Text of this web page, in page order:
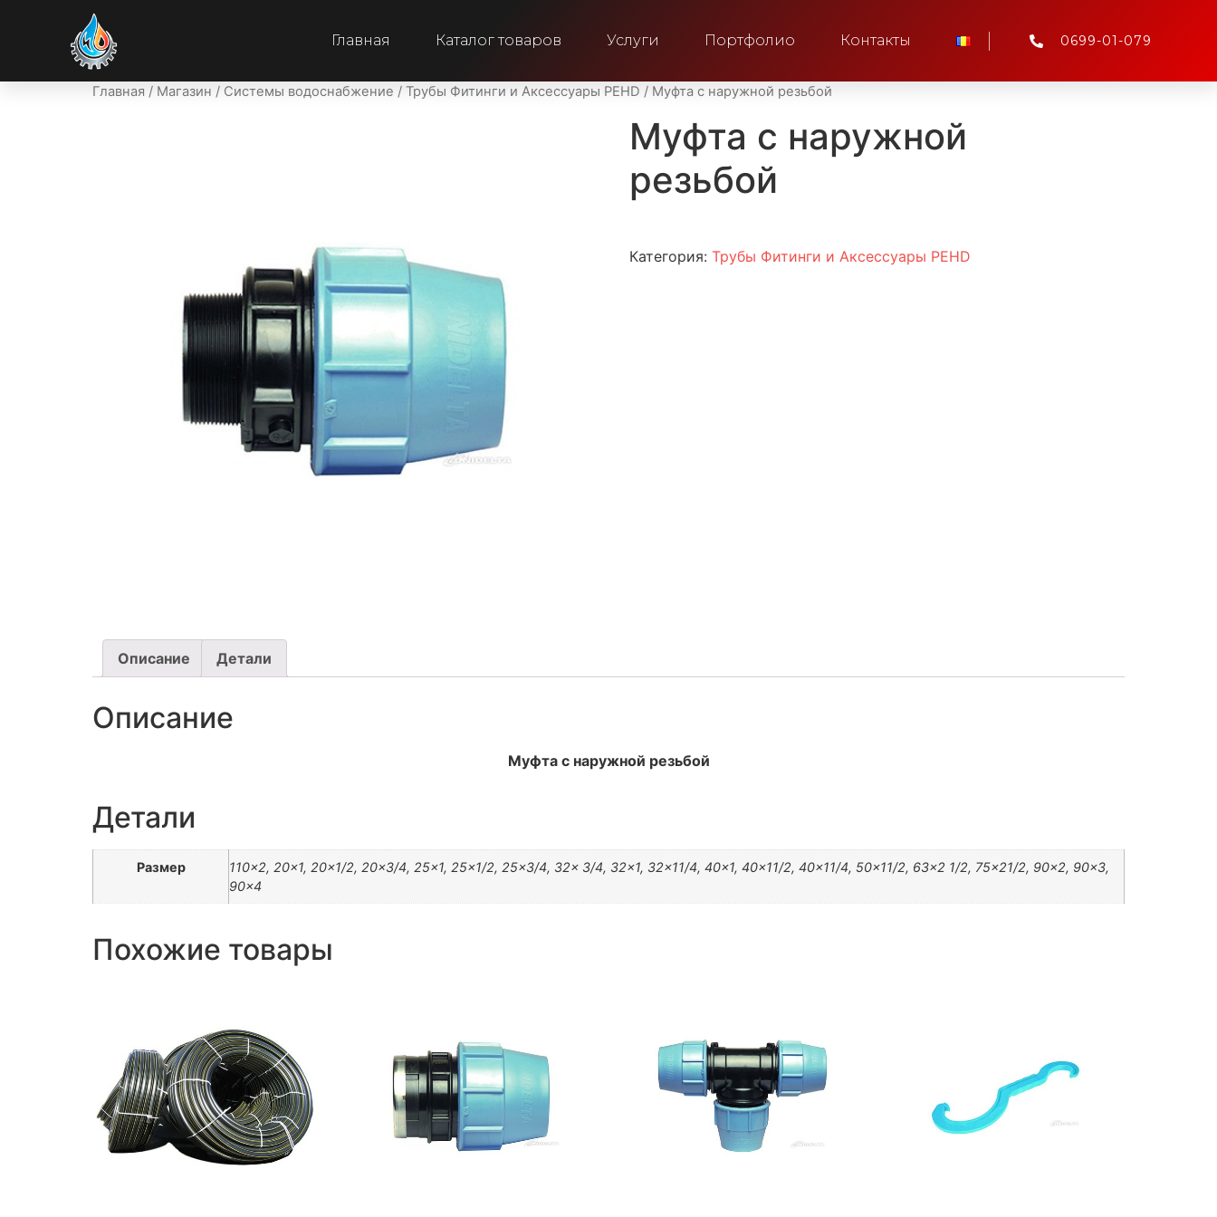
Главная Каталог товаров Услуги Портфолио Контакты 0699-01-079
Главная / Магазин / Системы водоснабжение / Трубы Фитинги и Аксессуары PEHD / Муфта с наружной резьбой
Муфта с наружной
резьбой
Категория: Трубы Фитинги и Аксессуары PEHD
Описание Детали
Описание
Муфта с наружной резьбой
Детали
Размер
110×2, 20×1, 20×1/2, 20×3/4, 25×1, 25×1/2, 25×3/4, 32x 3/4, 32×1, 32×11/4, 40×1, 40×11/2, 40×11/4, 50×11/2, 63×2 1/2, 75×21/2, 90×2, 90×3,
90×4
Похожие товары